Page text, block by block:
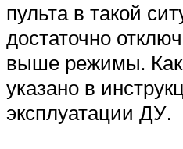
пульта в такой
достаточно
выше режимы. Как
указано в
эксплуатации ДУ.